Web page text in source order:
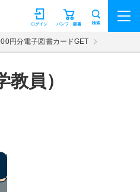
パンフ・願書
ログイン 検索
円分電子図書カードGET
員）